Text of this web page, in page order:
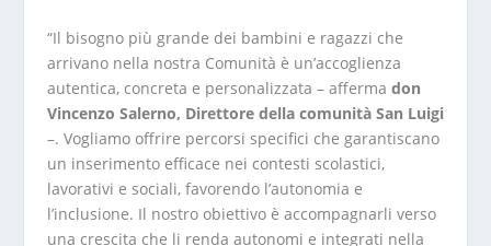
“Il bisogno più grande dei bambini e ragazzi che
arrivano nella nostra Comunità è un’accoglienza
autentica, concreta e personalizzata – afferma don
Vincenzo Salerno, Direttore della comunità San Luigi
–. Vogliamo offrire percorsi specifici che garantiscano
un inserimento efficace nei contesti scolastici,
lavorativi e sociali, favorendo l’autonomia e
l’inclusione. Il nostro obiettivo è accompagnarli verso
una crescita che li renda autonomi e integrati nella